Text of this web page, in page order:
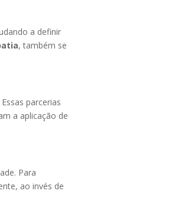
a definir
, também se
parcerias
a aplicação de
Para
ao invés de